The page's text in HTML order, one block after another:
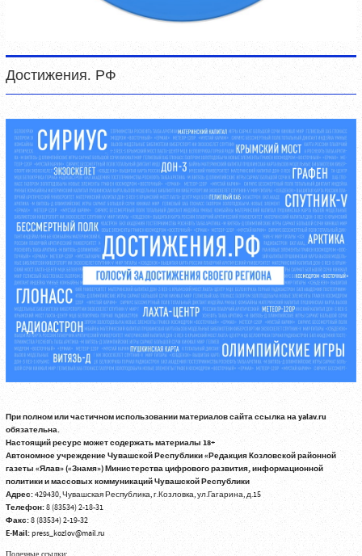
Достижения. РФ
При полном или частичном использовании материалов сайта ссылка на yalav.ru
обязательна.
Настоящий ресурс может содержать материалы 18+
Автономное учреждение Чувашской Республики «Редакция Козловской районной
газеты «Ялав» («Знамя») Министерства цифрового развития, информационной
политики и массовых коммуникаций Чувашской Республики
Адрес:429430, Чувашская Республика, г.Козловка, ул.Гагарина, д.15
Телефон:8 (83534) 2-18-31
Факс:8 (83534) 2-19-32
E-Mail:press_kozlov@mail.ru
Полезные ссылки: